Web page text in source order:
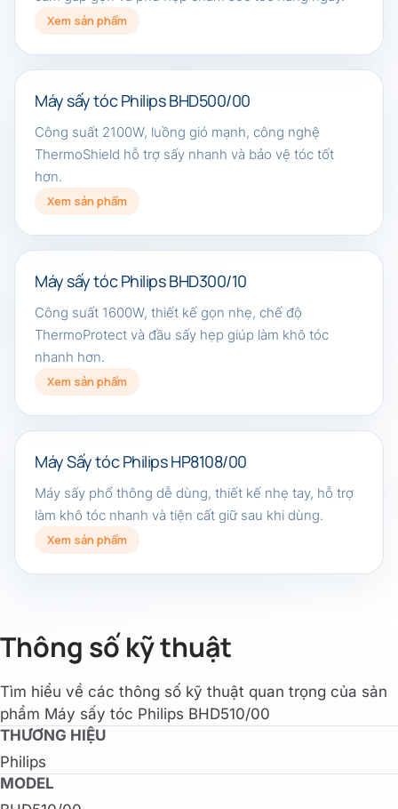
Xem sản phẩm
Máy sấy tóc Philips BHD500/00
Công suất 2100W, luồng gió mạnh, công nghệ
ThermoShield hỗ trợ sấy nhanh và bảo vệ tóc tốt
hơn.
Xem sản phẩm
Máy sấy tóc Philips BHD300/10
Công suất 1600W, thiết kế gọn nhẹ, chế độ
ThermoProtect và đầu sấy hẹp giúp làm khô tóc
nhanh hơn.
Xem sản phẩm
Máy Sấy tóc Philips HP8108/00
Máy sấy phổ thông dễ dùng, thiết kế nhẹ tay, hỗ trợ
làm khô tóc nhanh và tiện cất giữ sau khi dùng.
Xem sản phẩm
Thông số kỹ thuật
Tìm hiểu về các thông số kỹ thuật quan trọng của sản
phẩm Máy sấy tóc Philips BHD510/00
THƯƠNG HIỆU
Philips
MODEL